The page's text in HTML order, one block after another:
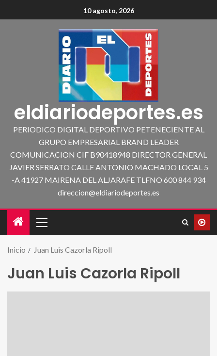
10 agosto, 2026
eldiariodeportes.es
PERIODICO DIGITAL DEPORTIVO PETENECIENTE AL
GRUPO EMPRESARIAL BRAND LEADER
COMUNICACION CIF B90418948 DIRECTOR GENERAL
JAVIER SERRATO CALLE ANTONIO MACHADO LOCAL 5
-A 41927 MAIRENA DEL ALJARAFE TLFNO 600 844 934
direccion@eldiariodeportes.es
Inicio Juan Luis Cazorla Ripoll
Juan Luis Cazorla Ripoll